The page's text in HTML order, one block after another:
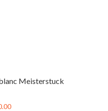
Meisterstuck